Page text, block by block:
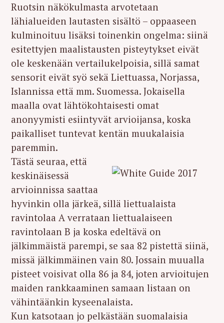
Ruotsin näkökulmasta arvotetaan
lähialueiden lautasten sisältö – oppaaseen
kulminoituu lisäksi toinenkin ongelma: siinä
esitettyjen maalistausten pisteytykset eivät
ole keskenään vertailukelpoisia, sillä samat
sensorit eivät syö sekä Liettuassa, Norjassa,
Islannissa että mm. Suomessa. Jokaisella
maalla ovat lähtökohtaisesti omat
anonyymisti esiintyvät arvioijansa, koska
paikalliset tuntevat kentän muukalaisia
paremmin.
Tästä seuraa, että
keskinäisessä
arvioinnissa saattaa
hyvinkin olla järkeä, sillä liettualaista
ravintolaa A verrataan liettualaiseen
ravintolaan B ja koska edeltävä on
jälkimmäistä parempi, se saa 82 pistettä siinä,
missä jälkimmäinen vain 80. Jossain muualla
pisteet voisivat olla 86 ja 84, joten arvioitujen
maiden rankkaaminen samaan listaan on
vähintäänkin kyseenalaista.
Kun katsotaan jo pelkästään suomalaisia